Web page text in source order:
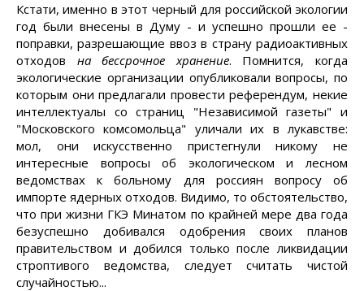
Кстати, именно в этот черный для российской экологии
год были внесены в Думу - и успешно прошли ее -
поправки, разрешающие ввоз в страну радиоактивных
отходов на бессрочное хранение. Помнится, когда
экологические организации опубликовали вопросы, по
которым они предлагали провести референдум, некие
интеллектуалы со страниц "Независимой газеты" и
"Московского комсомольца" уличали их в лукавстве:
мол, они искусственно пристегнули никому не
интересные вопросы об экологическом и лесном
ведомствах к больному для россиян вопросу об
импорте ядерных отходов. Видимо, то обстоятельство,
что при жизни ГКЭ Минатом по крайней мере два года
безуспешно добивался одобрения своих планов
правительством и добился только после ликвидации
строптивого ведомства, следует считать чистой
случайностью...